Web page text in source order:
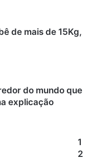
de mais de 15Kg,
do mundo que
explicação
1
2